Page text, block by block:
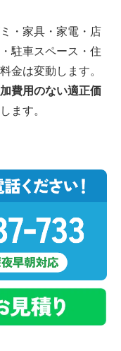
・家具・家電・店
駐車スペース・住
金は変動します。
費用のない適正価
ます。